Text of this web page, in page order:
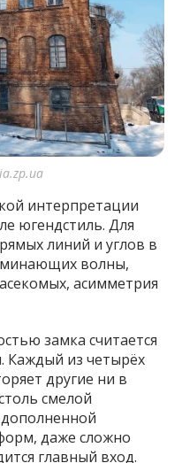
интерпретации
югендстиль. Для
линий и углов в
волны,
асимметрия
замка считается
Каждый из четырёх
другие ни в
смелой
даже сложно
главный вход.